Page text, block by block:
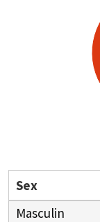
Sex
Masculin